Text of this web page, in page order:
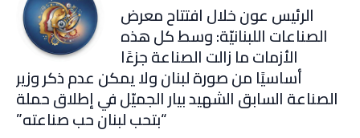
الرئيس عون خلال افتتاح معرض
الصناعات اللبنانيّة: وسط كل هذه
الأزمات ما زالت الصناعة جزءًا
أساسيًا من صورة لبنان ولا يمكن عدم ذكر وزير
الصناعة السابق الشهيد بيار الجميّل في إطلاق حملة
“بتحب لبنان حب صناعته”